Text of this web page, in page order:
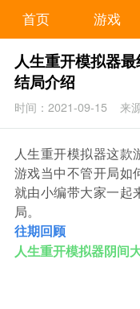
首页 游戏
人生重开模拟器
结局介绍
时间：2021-09-15 来
人生重开模拟器这
游戏当中不管开局如
就由小编带大家一起
局。
往期回顾
人生重开模拟器阴间